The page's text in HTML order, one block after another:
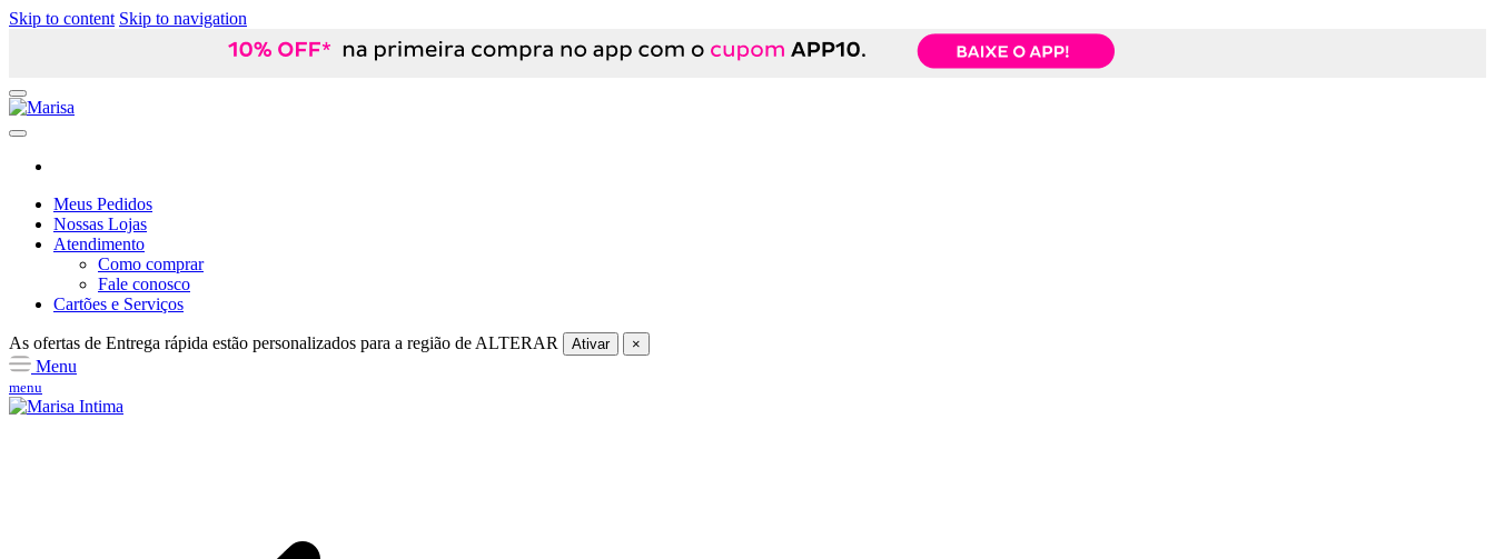
Skip to content Skip to navigation
Meus Pedidos
Nossas Lojas
Atendimento
Como comprar
Fale conosco
Cartões e Serviços
As ofertas de Entrega rápida estão personalizados para a região de ALTERAR Ativar ×
Menu
menu